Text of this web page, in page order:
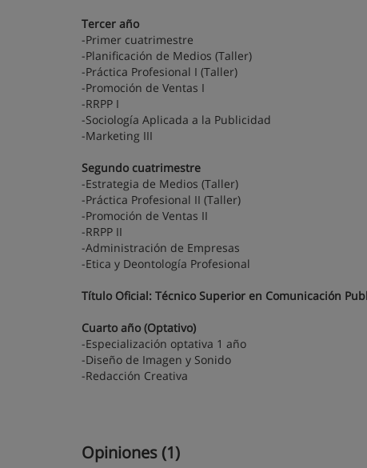
Tercer año
-Primer cuatrimestre
-Planificación de Medios (Taller)
-Práctica Profesional I (Taller)
-Promoción de Ventas I
-RRPP I
-Sociología Aplicada a la Publicidad
-Marketing III
Segundo cuatrimestre
-Estrategia de Medios (Taller)
-Práctica Profesional II (Taller)
-Promoción de Ventas II
-RRPP II
-Administración de Empresas
-Etica y Deontología Profesional
Título Oficial: Técnico Superior en Comunicación
Cuarto año (Optativo)
-Especialización optativa 1 año
-Diseño de Imagen y Sonido
-Redacción Creativa
Opiniones (1)